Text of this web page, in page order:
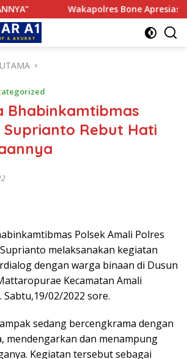
Wakapolres Bone Apresiasi
Bhabinkamtibmas
Suprianto Rebut Hati
Polsek Amali Polres
melaksanakan kegiatan
dengan warga binaan di Dusun
Kecamatan Amali
02/2022 sore.
sedang bercengkrama dengan
mendengarkan dan menampung
Kegiatan tersebut sebagai